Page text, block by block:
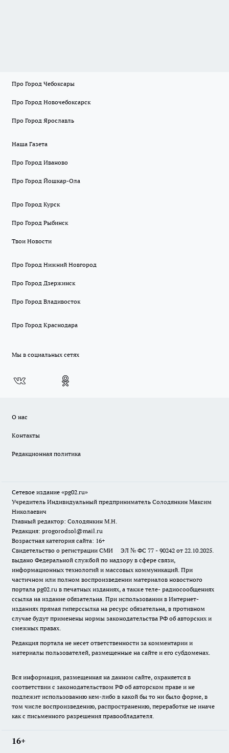
Про Город Чебоксары
Про Город Новочебоксарск
Про Город Ярославль
Наша Газета
Про Город Иваново
Про Город Йошкар-Ола
Про Город Курск
Про Город Рыбинск
Твои Новости
Про Город Нижний Новгород
Про Город Дзержинск
Про Город Владивосток
Про Город Краснодара
Мы в социальных сетях
О нас
Контакты
Редакционная политика
Сетевое издание «pg02.ru»
Учредитель Индивидуальный предприниматель Солодянкин Максим
Николаевич
Главный редактор: Солодянкин М.Н.
Редакция: progorodsol@mail.ru
Возрастная категория сайта: 16+
Свидетельство о регистрации СМИ ЭЛ № ФС 77 - 90242 от 22.10.2025.
выдано Федеральной службой по надзору в сфере связи,
информационных технологий и массовых коммуникаций. При
частичном или полном воспроизведении материалов новостного
портала pg02.ru в печатных изданиях, а также теле- радиосообщениях
ссылка на издание обязательна. При использовании в Интернет-
изданиях прямая гиперссылка на ресурс обязательна, в противном
случае будут применены нормы законодательства РФ об авторских и
смежных правах.
Редакция портала не несет ответственности за комментарии и
материалы пользователей, размещенные на сайте и его субдоменах.
Вся информация, размещенная на данном сайте, охраняется в
соответствии с законодательством РФ об авторском праве и не
подлежит использованию кем-либо в какой бы то ни было форме, в
том числе воспроизведению, распространению, переработке не иначе
как с письменного разрешения правообладателя.
16+